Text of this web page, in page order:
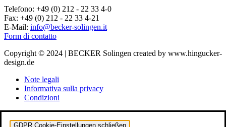
Telefono: +49 (0) 212 - 22 33 4-0
Fax: +49 (0) 212 - 22 33 4-21
E-Mail: info@becker-solingen.it
Form di contatto
Copyright © 2024 | BECKER Solingen created by www.hingucker-
design.de
Note legali
Informativa sulla privacy
Condizioni
GDPR Cookie-Einstellungen schließen